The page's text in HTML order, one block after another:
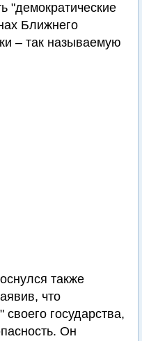
"демократические
Ближнего
– так называемую
также
что
государства,
Он